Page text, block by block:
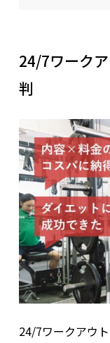
24/7ワーク
判
24/7ワークアウ